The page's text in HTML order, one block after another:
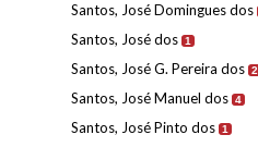
Santos, José Domingues dos
Santos, José dos 1
Santos, José G. Pereira dos 2
Santos, José Manuel dos 4
Santos, José Pinto dos 1